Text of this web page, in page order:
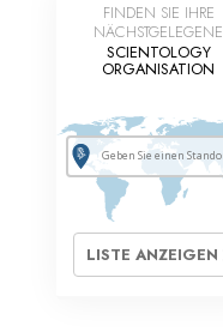
FINDEN SIE IHRE
NÄCHSTGELEGENE
SCIENTOLOGY
ORGANISATION
LISTE ANZEIGEN